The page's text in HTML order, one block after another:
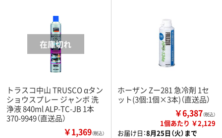
トラスコ中山 TRUSCO αタン
ショウスプレー ジャンボ 洗
浄液 840ml ALP-TC-JB 1本
370-9949（直送品）
￥1,369（税込）
ホーザン Zー281 急冷剤 1セ
ット(3個:1個×3本)（直送品）
￥6,387（税込）
1個あたり ￥2,129
お届け日：8月25日（火）まで